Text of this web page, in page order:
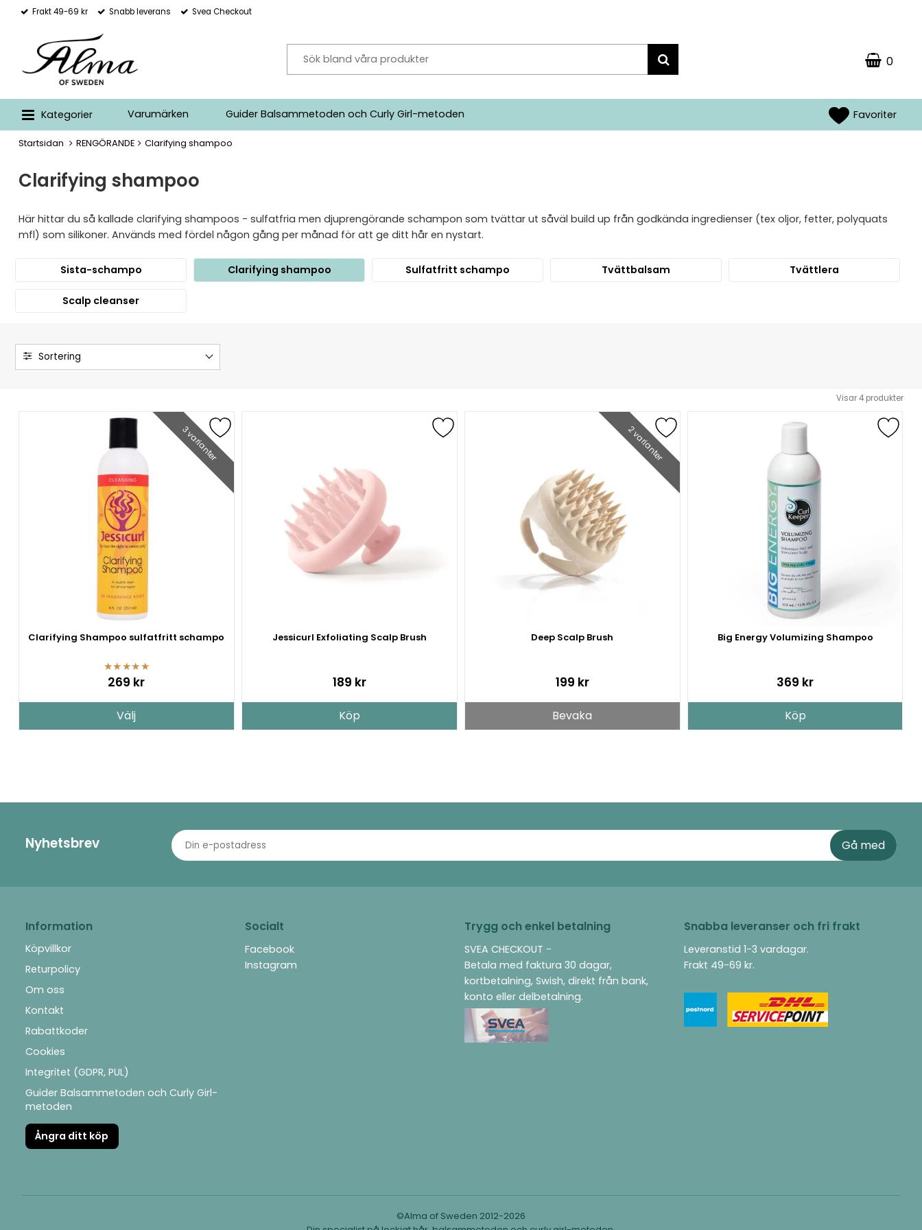
Frakt 49-69 kr Snabb leverans Svea Checkout
0
Favoriter
Kategorier Varumärken Guider Balsammetoden och Curly Girl-metoden
Startsidan RENGÖRANDE Clarifying shampoo
Clarifying shampoo
Här hittar du så kallade clarifying shampoos - sulfatfria men djuprengörande schampon som tvättar ut såväl build up från godkända ingredienser (tex oljor, fetter, polyquats
mfl) som silikoner. Används med fördel någon gång per månad för att ge ditt hår en nystart.
Sista-schampo Clarifying shampoo Sulfatfritt schampo Tvättbalsam Tvättlera
Scalp cleanser
Visar4 produkter
3 varianter
Clarifying Shampoo sulfatfritt schampo
★★★★★
269 kr
Välj
Jessicurl Exfoliating Scalp Brush
189 kr
Köp
2 varianter
Deep Scalp Brush
199 kr
Bevaka
Big Energy Volumizing Shampoo
369 kr
Köp
Nyhetsbrev
Information
Köpvillkor
Returpolicy
Om oss
Kontakt
Rabattkoder
Cookies
Integritet (GDPR, PUL)
Guider Balsammetoden och Curly Girl-
metoden
Ångra ditt köp
Socialt
Facebook
Instagram
Trygg och enkel betalning
SVEA CHECKOUT -
Betala med faktura 30 dagar,
kortbetalning, Swish, direkt från bank,
konto eller delbetalning.
Snabba leveranser och fri frakt
Leveranstid 1-3 vardagar.
Frakt 49-69 kr.
©Alma of Sweden 2012-2026